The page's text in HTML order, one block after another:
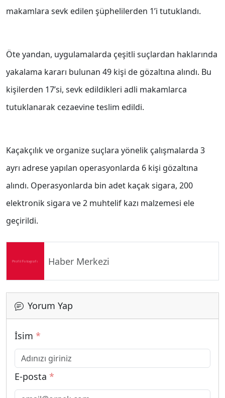
makamlara sevk edilen şüphelilerden 1’i tutuklandı.
Öte yandan, uygulamalarda çeşitli suçlardan haklarında
yakalama kararı bulunan 49 kişi de gözaltına alındı. Bu
kişilerden 17’si, sevk edildikleri adli makamlarca
tutuklanarak cezaevine teslim edildi.
Kaçakçılık ve organize suçlara yönelik çalışmalarda 3
ayrı adrese yapılan operasyonlarda 6 kişi gözaltına
alındı. Operasyonlarda bin adet kaçak sigara, 200
elektronik sigara ve 2 muhtelif kazı malzemesi ele
geçirildi.
Haber Merkezi
Yorum Yap
İsim *
E-posta *